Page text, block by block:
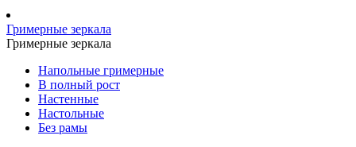
Гримерные зеркала
Гримерные зеркала
Напольные гримерные
В полный рост
Настенные
Настольные
Без рамы